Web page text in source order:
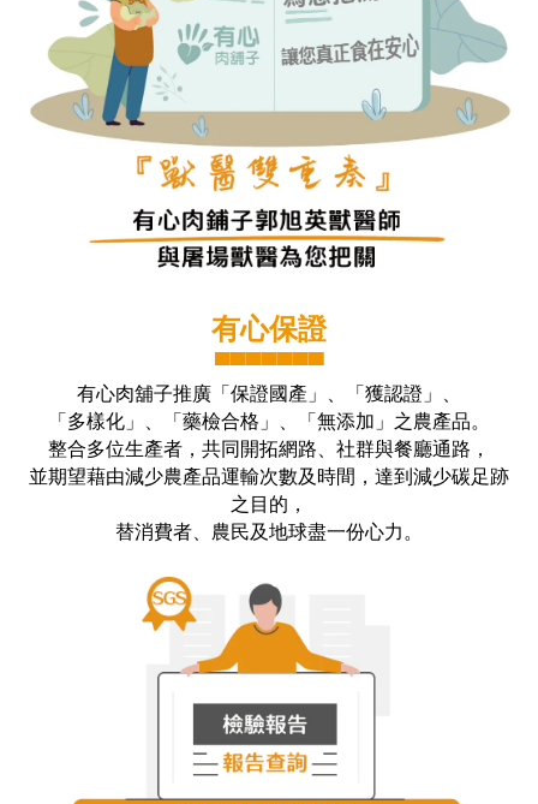
有心保證
▀▀▀▀▀▀▀
有心肉舖子推廣「保證國產」、「獲認證」、
「多樣化」、「藥檢合格」、「無添加」之農產品。
整合多位生產者，共同開拓網路、社群與餐廳通路，
並期望藉由減少農產品運輸次數及時間，達到減少碳足跡
之目的，
替消費者、農民及地球盡一份心力。